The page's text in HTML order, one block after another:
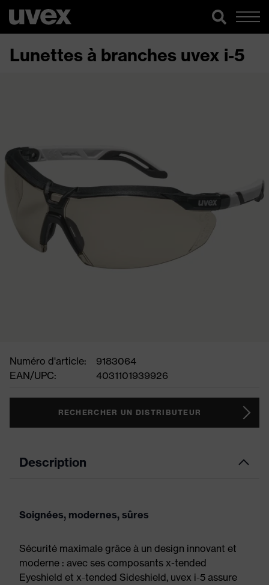
Lunettes à branches uvex i-5
Numéro d'article:
9183064
EAN/UPC:
4031101939926
RECHERCHER UN DISTRIBUTEUR
Description
Soignées, modernes, sûres
Sécurité maximale grâce à un design innovant et
moderne : avec ses composants x-tended
Eyeshield et x-tended Sideshield, uvex i-5 assure